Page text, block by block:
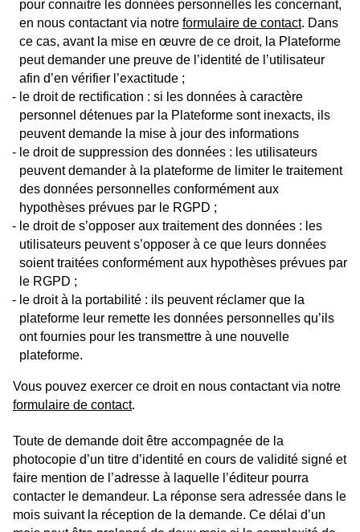
pour connaitre les données personnelles les concernant,
en nous contactant via notre formulaire de contact. Dans
ce cas, avant la mise en œuvre de ce droit, la Plateforme
peut demander une preuve de l’identité de l’utilisateur
afin d’en vérifier l’exactitude ;
le droit de rectification : si les données à caractère
personnel détenues par la Plateforme sont inexacts, ils
peuvent demande la mise à jour des informations
le droit de suppression des données : les utilisateurs
peuvent demander à la plateforme de limiter le traitement
des données personnelles conformément aux
hypothèses prévues par le RGPD ;
le droit de s’opposer aux traitement des données : les
utilisateurs peuvent s’opposer à ce que leurs données
soient traitées conformément aux hypothèses prévues par
le RGPD ;
le droit à la portabilité : ils peuvent réclamer que la
plateforme leur remette les données personnelles qu’ils
ont fournies pour les transmettre à une nouvelle
plateforme.
Vous pouvez exercer ce droit en nous contactant via notre
formulaire de contact.
Toute de demande doit être accompagnée de la
photocopie d’un titre d’identité en cours de validité signé et
faire mention de l’adresse à laquelle l’éditeur pourra
contacter le demandeur. La réponse sera adressée dans le
mois suivant la réception de la demande. Ce délai d’un